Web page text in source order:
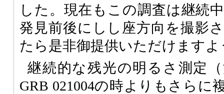
した。現在もこの調査は継続
発見前後にしし座方向を撮影
たら是非御提供いただけます
継続的な残光の明るさ測定
GRB 021004の時よりもさらに